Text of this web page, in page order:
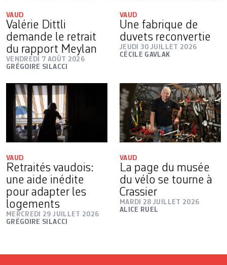
VAUD
Valérie Dittli
demande le retrait
du rapport Meylan
VENDREDI 7 AOÛT 2026
GRÉGOIRE SILACCI
VAUD
Une fabrique de
duvets reconvertie
JEUDI 30 JUILLET 2026
CÉCILE GAVLAK
VAUD
Retraités vaudois:
une aide inédite
pour adapter les
logements
MERCREDI 29 JUILLET 2026
GRÉGOIRE SILACCI
VAUD
La page du musée
du vélo se tourne à
Crassier
MARDI 28 JUILLET 2026
ALICE RUEL